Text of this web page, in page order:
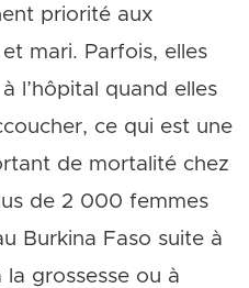
priorité aux
mari. Parfois, elles
l’hôpital quand elles
ce qui est une
de mortalité chez
de 2 000 femmes
Burkina Faso suite à
la grossesse ou à